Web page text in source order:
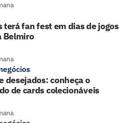
terá fan fest em dias de jogos
Belmiro
desejados: conheça o
de cards colecionáveis